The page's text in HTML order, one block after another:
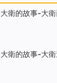
大衛的故事-大
大衛的故事-大